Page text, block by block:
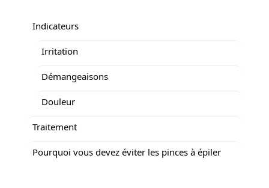
Indicateurs
Irritation
Démangeaisons
Douleur
Traitement
Pourquoi vous devez éviter les pinces à épiler